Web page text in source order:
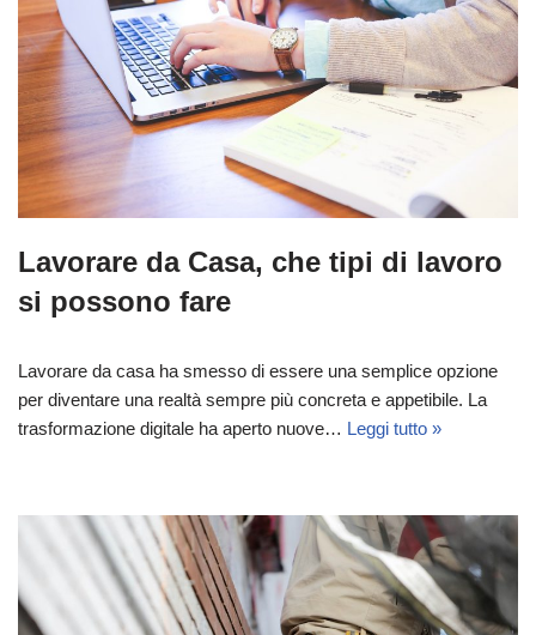
Lavorare da Casa, che tipi di lavoro
si possono fare
Lavorare da casa ha smesso di essere una semplice opzione
per diventare una realtà sempre più concreta e appetibile. La
trasformazione digitale ha aperto nuove… Leggi tutto »